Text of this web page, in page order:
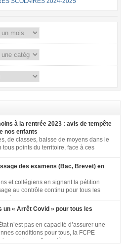
à la rentrée 2023 : avis de tempête
nos enfants
de classes, baisse de moyens dans le
points du territoire, face à ces
de bienveillance envers tous les
En effet, être un enfant ou un adolescent
des examens (Bac, Brevet) en
et collégiens en signant la pétition
au contrôle continu pour tous les
respectent pas les jauges, cours en
préparation…. Vous pouvez signer la
un « Arrêt Covid » pour tous les
n’est pas en capacité d’assurer une
conditions pour tous, la FCPE
en charge financière, sans aucune